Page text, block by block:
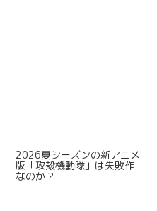
2026夏シーズンの新アニメ
版「攻殻機動隊」は失敗作
なのか？